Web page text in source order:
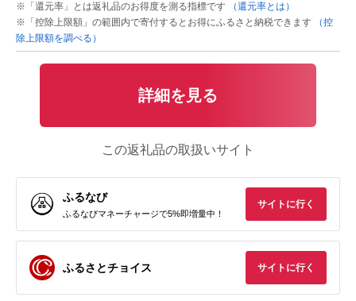
※「還元率」とは返礼品のお得度を測る指標です
（還元率とは）
※「控除上限額」の範囲内で寄付するとお得にふるさと納税できます
（控
除上限額を調べる）
詳細を見る
この返礼品の取扱いサイト
ふるなび
ふるなびマネーチャージで5%即増量中！
サイトに行く
ふるさとチョイス サイトに行く